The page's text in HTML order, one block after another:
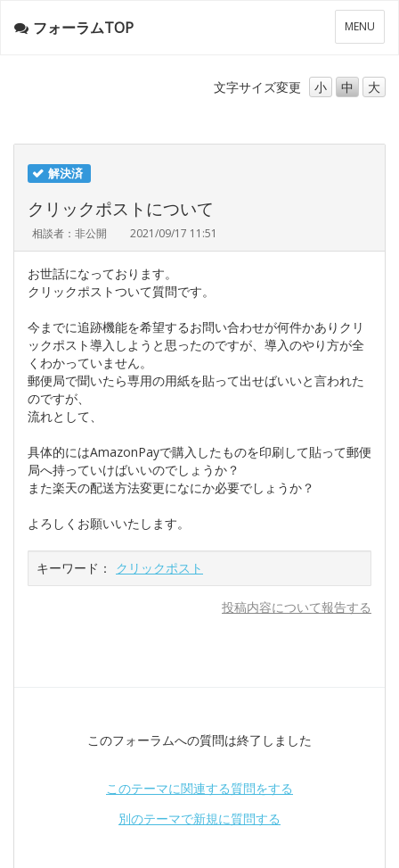
メ
ニ
ー
MENU
フォーラムTOP
文字サイズ変更 小 中 大
解決済
クリックポストについて
相談者：非公開 2021/09/17 11:51
お世話になっております。
クリックポストついて質問です。
今までに追跡機能を希望するお問い合わせが何件かありクリ
ックポスト導入しようと思ったのですが、導入のやり方が全
くわかっていません。
郵便局で聞いたら専用の用紙を貼って出せばいいと言われた
のですが、
流れとして、
具体的にはAmazonPayで購入したものを印刷して貼って郵便
局へ持っていけばいいのでしょうか？
また楽天の配送方法変更になにか必要でしょうか？
よろしくお願いいたします。
キーワード： クリックポスト
投稿内容について報告する
このフォーラムへの質問は終了しました
このテーマに関連する質問をする
別のテーマで新規に質問する